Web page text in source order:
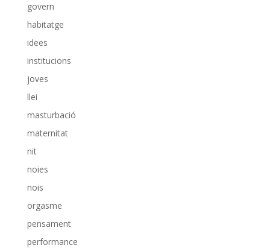
govern
habitatge
idees
institucions
joves
llei
masturbació
maternitat
nit
noies
nois
orgasme
pensament
performance